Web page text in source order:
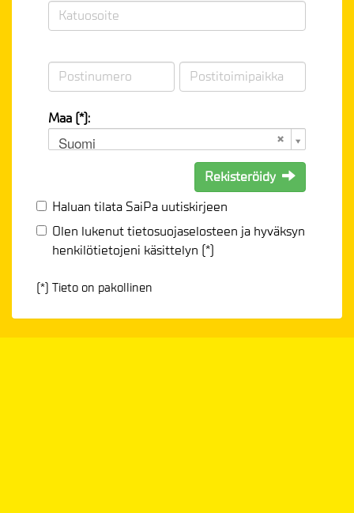
Maa (*):
Suomi
Rekisteröidy
Haluan tilata SaiPa uutiskirjeen
Olen lukenuttietosuojaselosteen ja hyväksyn
henkilötietojeni käsittelyn (*)
(*) Tieto on pakollinen